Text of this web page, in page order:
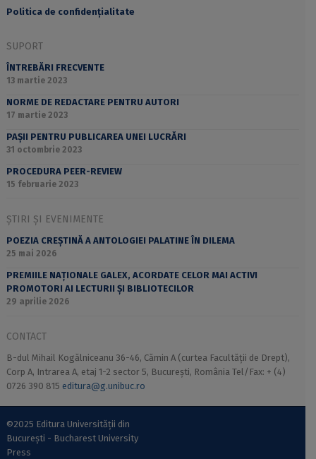
Politica de confidențialitate
SUPORT
ÎNTREBĂRI FRECVENTE
13 martie 2023
NORME DE REDACTARE PENTRU AUTORI
17 martie 2023
PAȘII PENTRU PUBLICAREA UNEI LUCRĂRI
31 octombrie 2023
PROCEDURA PEER-REVIEW
15 februarie 2023
ȘTIRI ȘI EVENIMENTE
POEZIA CREȘTINĂ A ANTOLOGIEI PALATINE ÎN DILEMA
25 mai 2026
PREMIILE NAȚIONALE GALEX, ACORDATE CELOR MAI ACTIVI
PROMOTORI AI LECTURII ȘI BIBLIOTECILOR
29 aprilie 2026
CONTACT
B-dul Mihail Kogălniceanu 36-46, Cămin A (curtea Facultății de Drept),
Corp A, Intrarea A, etaj 1-2 sector 5, București, România Tel/Fax: + (4)
0726 390 815 editura@g.unibuc.ro
©2025 Editura Universității din
București - Bucharest University
Press